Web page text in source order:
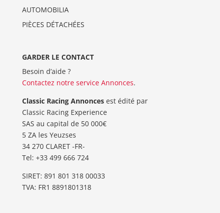
AUTOMOBILIA
PIÈCES DÉTACHÉES
GARDER LE CONTACT
Besoin d’aide ?
Contactez notre service Annonces.
Classic Racing Annoncesest édité par
Classic Racing Experience
SAS au capital de 50 000€
5 ZA les Yeuzses
34 270 CLARET -FR-
Tel: ‭+33 499 666 724‬
SIRET: 891 801 318 00033
TVA: FR1 8891801318